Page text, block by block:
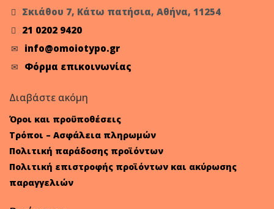
Σκιάθου 7, Κάτω πατήσια, Αθήνα, 11254
21 0202 9420
info@omoiotypo.gr
Φόρμα επικοινωνίας
Διαβάστε ακόμη
Όροι και προϋποθέσεις
Τρόποι – Ασφάλεια πληρωμών
Πολιτική παράδοσης προϊόντων
Πολιτική επιστροφής προϊόντων και ακύρωσης
παραγγελιών